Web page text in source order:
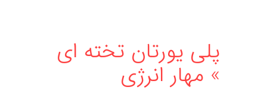
پلی یورتان تخته ای
» مهار انرژی